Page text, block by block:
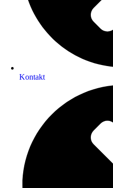
Kontakt